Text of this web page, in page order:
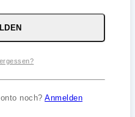
Bewuchsschutz (bis zu
Unterwasserbereich.
noch? Anmelden